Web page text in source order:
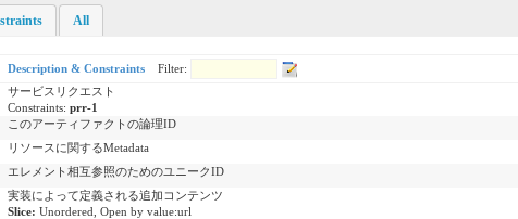
All
Description & Constraints
Filter:
サービスリクエスト
Constraints: prr-1
このアーティファクトの論理ID
リソースに関するMetadata
エレメント相互参照のためのユニークID
実装によって定義される追加コンテンツ
Slice: Unordered, Open by value:url